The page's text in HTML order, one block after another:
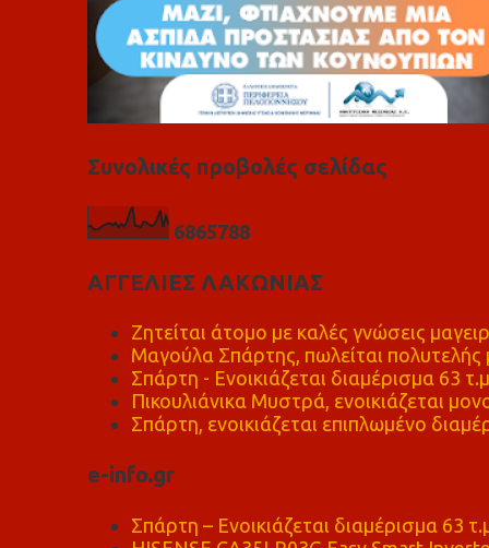
Συνολικές προβολές σελίδας
6865788
ΑΓΓΕΛΙΕΣ ΛΑΚΩΝΙΑΣ
Ζητείται άτομο με καλές γνώσεις
Μαγούλα Σπάρτης, πωλείται πολυτελής
Σπάρτη - Ενοικιάζεται διαμέρισμα 63 τ.μ
Πικουλιάνικα Μυστρά, ενοικιάζεται
Σπάρτη, ενοικιάζεται επιπλωμένο
e-info.gr
Σπάρτη – Ενοικιάζεται διαμέρισμα 63